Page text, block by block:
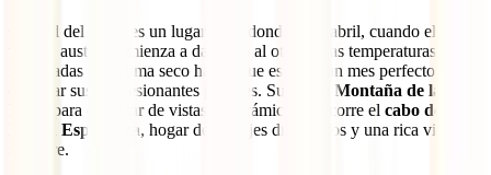
Ciudad del Cabo es un lugar ideal donde ir en abril, cuando el
verano austral comienza a dar paso al otoño. Las temperaturas
moderadas y el clima seco hacen que este sea un mes perfecto para
explorar sus impresionantes paisajes. Sube a la Montaña de la
para disfrutar de vistas panorámicas o recorre el cabo de
Buena Esperanza, hogar de paisajes dramáticos y una rica vida
silvestre.